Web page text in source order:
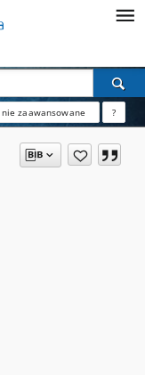
zaawansowane ?